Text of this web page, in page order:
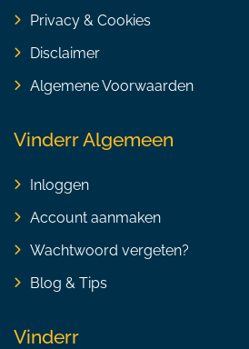
Privacy & Cookies
Disclaimer
Algemene Voorwaarden
Vinderr Algemeen
Inloggen
Account aanmaken
Wachtwoord vergeten?
Blog & Tips
Vinderr